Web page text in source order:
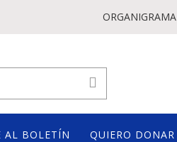
ORGANIGRAMA
AL BOLETÍN QUIERO DONAR